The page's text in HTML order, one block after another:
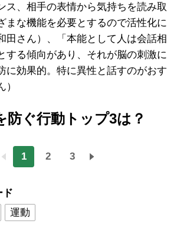
ス、相手の表情から気持ちを読み取
まな機能を必要とするので活性化に
田さん）、「本能として人は会話相
する傾向があり、それが脳の刺激に
に効果的。特に異性と話すのがおす
防ぐ行動トップ3は？
1 2 3
ド
運動